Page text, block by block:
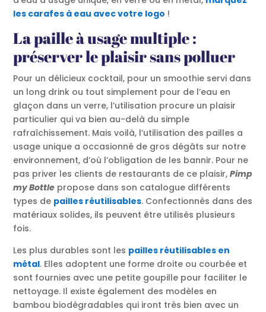
les carafes à eau avec votre logo !
La paille à usage multiple :
préserver le plaisir sans polluer
Pour un délicieux cocktail, pour un smoothie servi dans
un long drink ou tout simplement pour de l’eau en
glaçon dans un verre, l’utilisation procure un plaisir
particulier qui va bien au-delà du simple
rafraîchissement. Mais voilà, l’utilisation des pailles a
usage unique a occasionné de gros dégâts sur notre
environnement, d’où l’obligation de les bannir. Pour ne
pas priver les clients de restaurants de ce plaisir,Pimp
my Bottle propose dans son catalogue différents
types de pailles réutilisables. Confectionnés dans des
matériaux solides, ils peuvent être utilisés plusieurs
fois.
Les plus durables sont les pailles réutilisables en
métal. Elles adoptent une forme droite ou courbée et
sont fournies avec une petite goupille pour faciliter le
nettoyage. Il existe également des modèles en
bambou biodégradables qui iront très bien avec un